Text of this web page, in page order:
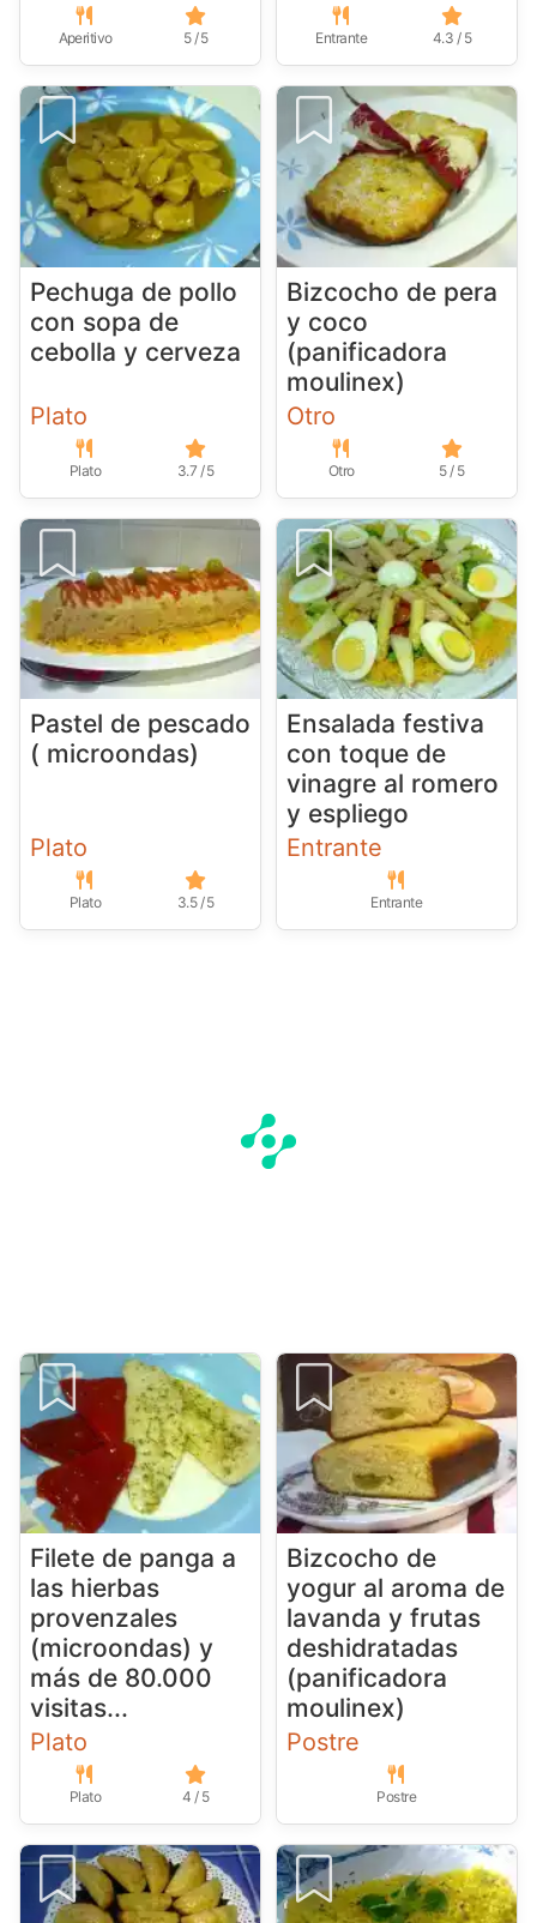
Aperitivo 5 / 5 Entrante 4.3 / 5
Pechuga de pollo
con sopa de
cebolla y cerveza
Plato
Plato 3.7 / 5
Bizcocho de pera
y coco
(panificadora
moulinex)
Otro
Otro 5 / 5
Pastel de pescado
( microondas)
Plato
Plato 3.5 / 5
Ensalada festiva
con toque de
vinagre al romero
y espliego
Entrante
Entrante
Filete de panga a
las hierbas
provenzales
(microondas) y
más de 80.000
visitas...
Plato
Plato 4 / 5
Bizcocho de
yogur al aroma de
lavanda y frutas
deshidratadas
(panificadora
moulinex)
Postre
Postre